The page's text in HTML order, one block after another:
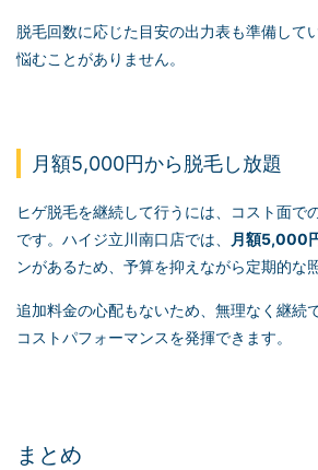
脱毛回数に応じた目安の出力表も準備して
悩むことがありません。
月額5,000円から脱毛し放題
ヒゲ脱毛を継続して行うには、コスト面で
です。ハイジ立川南口店では、
月額5,000
ンがあるため、予算を抑えながら定期的な
追加料金の心配もないため、無理なく継続
コストパフォーマンスを発揮できます。
まとめ